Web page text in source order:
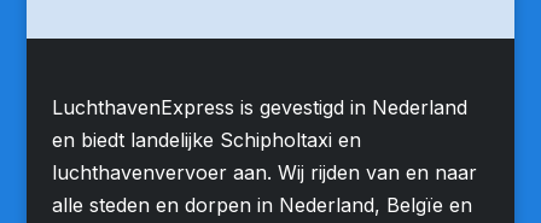
LuchthavenExpress is gevestigd in Nederland
en biedt landelijke Schipholtaxi en
luchthavenvervoer aan. Wij rijden van en naar
alle steden en dorpen in Nederland, Belgïe en